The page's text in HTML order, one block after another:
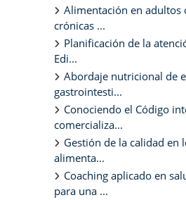
Alimentación en adultos
crónicas ...
Planificación de la
Edi...
Abordaje nutricional de
gastrointesti...
Conociendo el Código
comercializa...
Gestión de la calidad en
alimenta...
Coaching aplicado en
para una ...